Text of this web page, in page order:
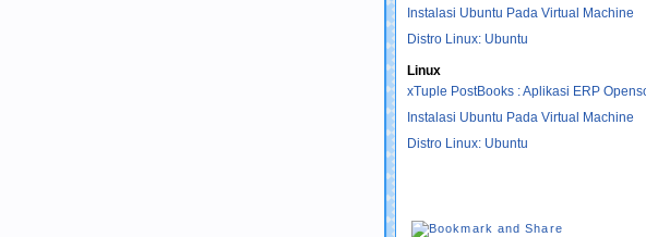
Instalasi Ubuntu Pada Virtual Machine
Distro Linux: Ubuntu
Linux
xTuple PostBooks : Aplikasi ERP
Instalasi Ubuntu Pada Virtual Machine
Distro Linux: Ubuntu